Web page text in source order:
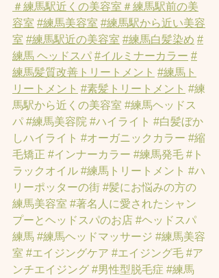
＃練馬駅近くの美容室 ＃練馬駅前の美
容室 #練馬美容室 #練馬駅から近い美容
室 #練馬駅近の美容室 #練馬白髪染め #
練馬 ヘッドスパ #イルミナーカラー #
練馬髪質改善トリートメント #練馬ト
リートメント #素髪トリートメント #練
馬駅から近くの美容室 #練馬ヘッドス
パ #練馬美容院 #ハイライト #白髪ぼか
しハイライト #オーガニックカラー #縮
毛矯正 #インナーカラー #練馬発毛 #ト
ラックオイル #練馬トリートメント #ハ
リーポッターの街 #髪にお悩みの方の
練馬美容室 #著名人に愛されたシャン
プーとヘッドスパのお店 #ヘッドスパ
練馬 #練馬ヘッドマッサージ #練馬美容
室 #エイジングケア #エイジング毛 #ア
ンチエイジング #男性型脱毛症 #練馬